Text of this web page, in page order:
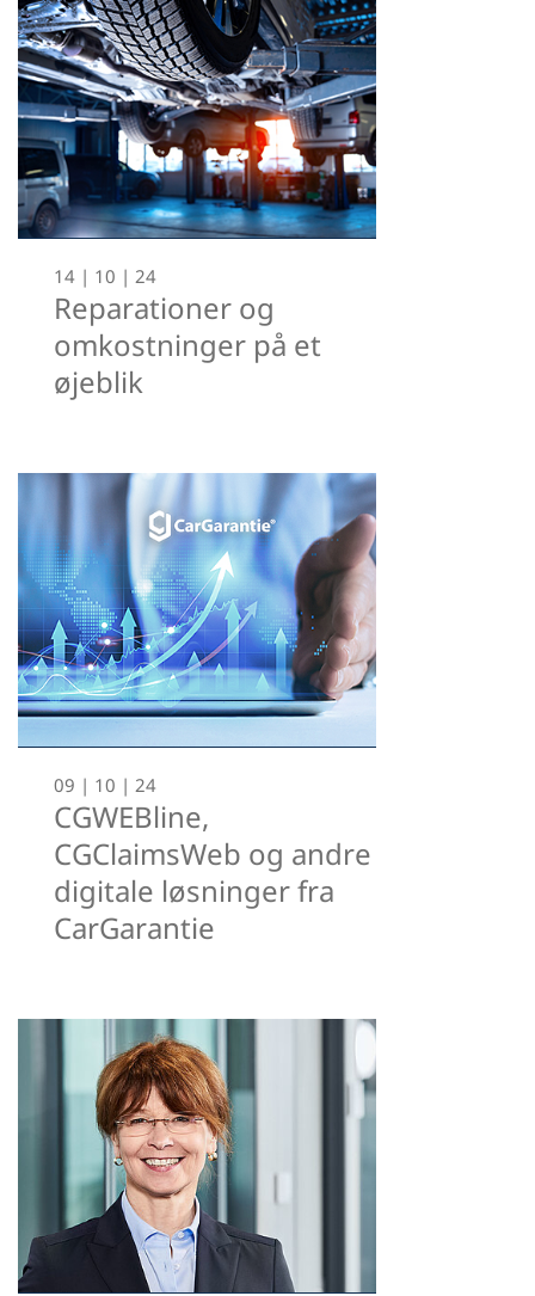
14 | 10 | 24
Reparationer og
omkostninger på et
øjeblik
09 | 10 | 24
CGWEBline,
CGClaimsWeb og andre
digitale løsninger fra
CarGarantie